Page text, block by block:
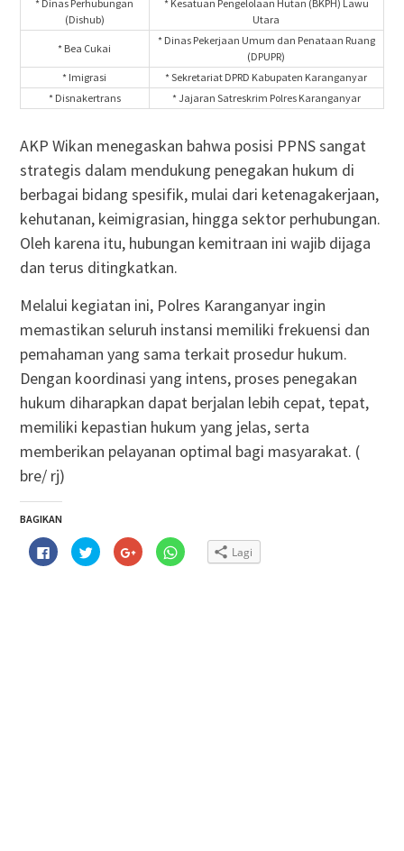
* Dinas Perhubungan
(Dishub)
* Kesatuan Pengelolaan Hutan (BKPH) Lawu
Utara
* Bea Cukai
* Dinas Pekerjaan Umum dan Penataan Ruang
(DPUPR)
* Imigrasi
* Sekretariat DPRD Kabupaten Karanganyar
* Disnakertrans
* Jajaran Satreskrim Polres Karanganyar
AKP Wikan menegaskan bahwa posisi PPNS sangat
strategis dalam mendukung penegakan hukum di
berbagai bidang spesifik, mulai dari ketenagakerjaan,
kehutanan, keimigrasian, hingga sektor perhubungan.
Oleh karena itu, hubungan kemitraan ini wajib dijaga
dan terus ditingkatkan.
Melalui kegiatan ini, Polres Karanganyar ingin
memastikan seluruh instansi memiliki frekuensi dan
pemahaman yang sama terkait prosedur hukum.
Dengan koordinasi yang intens, proses penegakan
hukum diharapkan dapat berjalan lebih cepat, tepat,
memiliki kepastian hukum yang jelas, serta
memberikan pelayanan optimal bagi masyarakat. (
bre/ rj)
BAGIKAN
Klik
untuk
membagikan
Klik
untuk
berbagi
Klik
untuk
berbagi
Klik
untuk Lagi